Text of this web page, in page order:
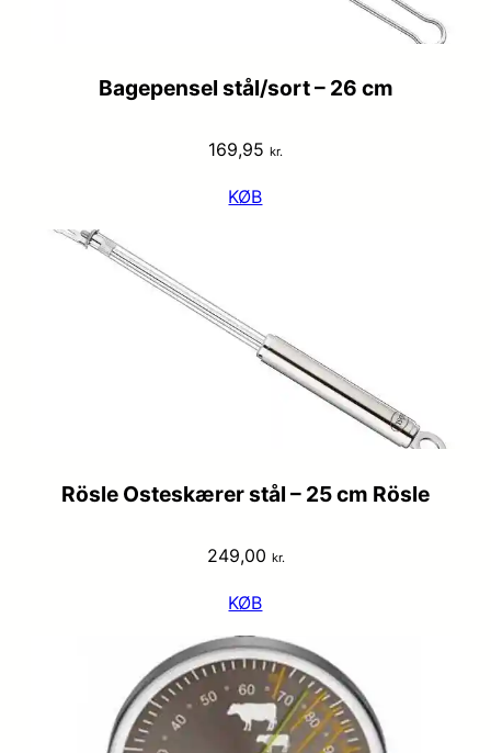
Bagepensel stål/sort – 26 cm
169,95 kr.
KØB
Rösle Osteskærer stål – 25 cm Rösle
249,00 kr.
KØB